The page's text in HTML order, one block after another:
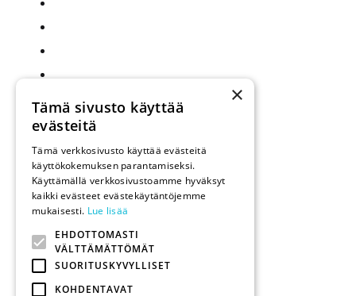
×
Tämä sivusto käyttää
evästeitä
Tämä verkkosivusto käyttää evästeitä
käyttökokemuksen parantamiseksi.
Käyttämällä verkkosivustoamme hyväksyt
kaikki evästeet evästekäytäntöjemme
mukaisesti. Lue lisää
EHDOTTOMASTI
VÄLTTÄMÄTTÖMÄT
SUORITUSKYVYLLISET
KOHDENTAVAT